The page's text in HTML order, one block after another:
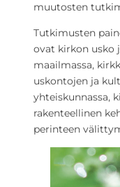
muutosten
Tutkimusten
ovat kirkon usko
maailmassa,
uskontojen ja
yhteiskunnassa,
rakenteellinen
perinteen